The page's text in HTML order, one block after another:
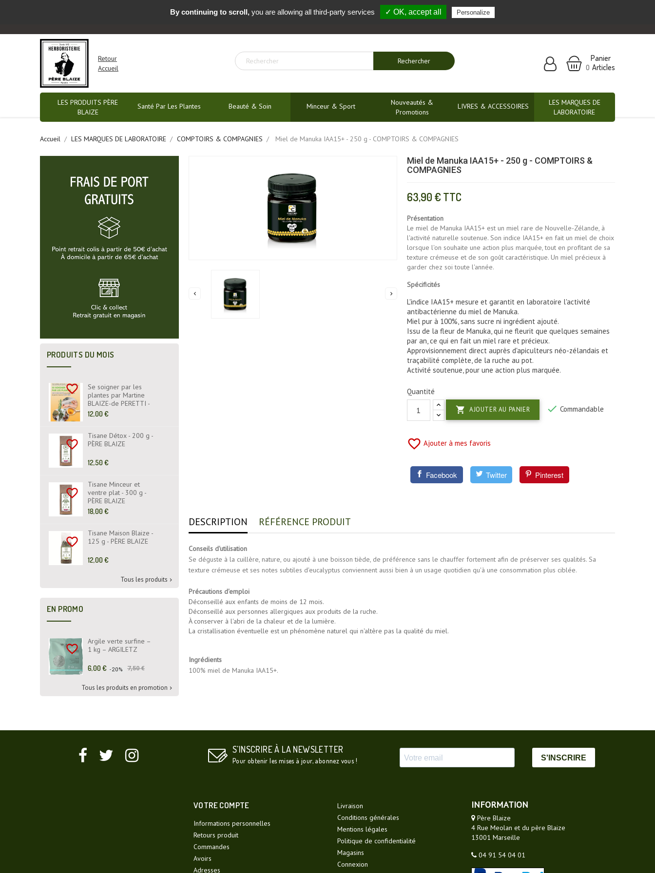
Nous contacter par email ou prendre RDV- 04 91 54 04 01
Retour
Accueil
Panier
0 Articles
Rechercher
LES PRODUITS PÈRE
BLAIZE
Santé Par Les Plantes Beauté & Soin Minceur & Sport
Nouveautés &
Promotions
LIVRES & ACCESSOIRES
LES MARQUES DE
LABORATOIRE
Accueil LES MARQUES DE LABORATOIRE COMPTOIRS & COMPAGNIES Miel de Manuka IAA15+ - 250 g - COMPTOIRS & COMPAGNIES
PRODUITS DU MOIS
favorite_border
Se soigner par les
plantes par Martine
BLAIZE-de PERETTI -
Fiches Santé - Livre -
EYROLLES ÉDITIONS
Prix
12,00 €
favorite_border
Tisane Détox - 200 g -
PÈRE BLAIZE
Prix
12,50 €
favorite_border
Tisane Minceur et
ventre plat - 300 g -
PÈRE BLAIZE
Prix
18,00 €
favorite_border
Tisane Maison Blaize -
125 g - PÈRE BLAIZE
Prix
12,00 €
Tous les produits 
EN PROMO
favorite_border
Argile verte surfine –
1 kg – ARGILETZ
Prix
base
6,00 € -20% Prix
7,50 €
Tous les produits en promotion 
 
Miel de Manuka IAA15+ - 250 g - COMPTOIRS &
COMPAGNIES
63,90 € TTC
Présentation
Le miel de Manuka IAA15+ est un miel rare de Nouvelle-Zélande, à
l'activité naturelle soutenue. Son indice IAA15+ en fait un miel de choix
lorsque l'on souhaite une action plus marquée, tout en profitant de sa
texture crémeuse et de son goût caractéristique. Un miel précieux à
garder chez soi toute l'année.
Spécificités
L'indice IAA15+ mesure et garantit en laboratoire l'activité
antibactérienne du miel de Manuka.
Miel pur à 100%, sans sucre ni ingrédient ajouté.
Issu de la fleur de Manuka, qui ne fleurit que quelques semaines
par an, ce qui en fait un miel rare et précieux.
Approvisionnement direct auprès d'apiculteurs néo-zélandais et
traçabilité complète, de la ruche au pot.
Activité soutenue, pour une action plus marquée.
Quantité
 AJOUTER AU PANIER  Commandable
favorite_border Ajouter à mes favoris
Facebook Twitter Pinterest
DESCRIPTION RÉFÉRENCE PRODUIT
Conseils d'utilisation
Se déguste à la cuillère, nature, ou ajouté à une boisson tiède, de préférence sans le chauffer fortement afin de préserver ses qualités. Sa
texture crémeuse et ses notes subtiles d'eucalyptus conviennent aussi bien à un usage quotidien qu'à une consommation plus ciblée.
Précautions d'emploi
Déconseillé aux enfants de moins de 12 mois.
Déconseillé aux personnes allergiques aux produits de la ruche.
À conserver à l'abri de la chaleur et de la lumière.
La cristallisation éventuelle est un phénomène naturel qui n'altère pas la qualité du miel.
Ingrédients
100% miel de Manuka IAA15+.
S'INSCRIRE À LA NEWSLETTER
Pour obtenir les mises à jour, abonnez vous ! S'INSCRIRE
VOTRE COMPTE
Informations personnelles
Retours produit
Commandes
Avoirs
Adresses
Livraison
Conditions générales
Mentions légales
Politique de confidentialité
Magasins
Connexion
INFORMATION
Père Blaize
4 Rue Meolan et du père Blaize
13001 Marseille
04 91 54 04 01
By continuing to scroll, you are allowing all third-party services ✓ OK, accept all Personalize